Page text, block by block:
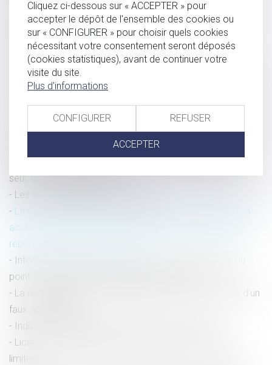
Violences conjugales : le dépôt de plainte étendu à tous
les hôpitaux de l'AP-HP
Les propriétaires désormais mieux protégés contre le
squat
En présence de droits démembrés, la totalité du passif de
La pension alimentaire : définition, calcul et obligations
Le dépassement de la durée hebdomadaire maximale de
travail du travailleur de nuit calculée sur une période
seul, droit à la réparation
Les violences sexistes en France
La rente ou l’indemnité en capital versé à la victime d’un
accident de travail ou d’une maladie professionnelle ne
répare pas le déficit fonctionnel
Information judiciaire en matière criminelle : fixation du
point de départ du délai de détention provisoire
La reconnaissance de paternité n’est pas constitutive d’un
faux administratif
Indivision et dépense personnelle : mise au clair
Licenciement postérieur à une naissance : principe et
limites
Cliquez ci-dessous sur « ACCEPTER » pour
accepter le dépôt de l'ensemble des cookies ou
sur « CONFIGURER » pour choisir quels cookies
nécessitant votre consentement seront déposés
(cookies statistiques), avant de continuer votre
visite du site.
Plus d'informations
CONFIGURER REFUSER
ACCEPTER